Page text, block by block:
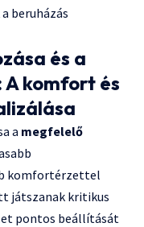
beruházás
és a
komfort és
a megfelelő
komfortérzettel
játszanak kritikus
pontos beállítását